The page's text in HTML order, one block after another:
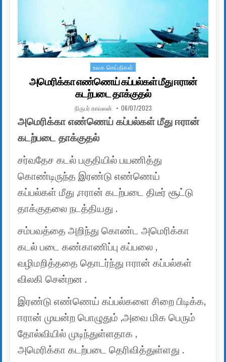
Posted in
உலக செய்திகள்
அமெரிக்கா எண்ணெய் கப்பல்கள் மீது ஈரான்
கடற்படை தாக்குதல்
AUTHOR:
நிருபர் காவலன் PUBLISHED DATE:
06/07/2023
அமெரிக்கா எண்ணெய் கப்பல்கள் மீது ஈரான்
கடற்படை தாக்குதல்
சர்வதேச கடல் பகுதியில் பயணித்து
கொண்டிருந்த இரண்டு எண்ணெய்
கப்பல்கள் மீது ,ஈரான் கடற்படை திடீர் சூட்டு
தாக்குதலை நடத்தியது .
சம்பவத்தை அறிந்து கொண்ட அமெரிக்கா
கடல் படை கண்காணிப்பு கப்பலை ,
வழிமறித்ததை தொடர்ந்து ஈரான் கப்பல்கள்
விலகி சென்றன .
இரண்டு எண்ணெய் கப்பல்களை சிறை பிடிக்க,
ஈரான் முயன்ற பொழுதும் ,அவை மிக பெரும்
தோல்வியில் முடிந்துள்ளதாக ,
அமெரிக்கா கடற்படை தெரிவித்துள்ளது .